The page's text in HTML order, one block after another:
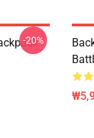
-20%